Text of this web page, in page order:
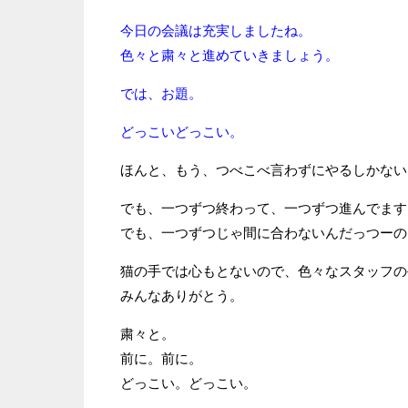
今日の会議は充実しましたね。
色々と粛々と進めていきましょう。
では、お題。
どっこいどっこい。
ほんと、もう、つべこべ言わずにやるしかない
でも、一つずつ終わって、一つずつ進んでます
でも、一つずつじゃ間に合わないんだっつーの
猫の手では心もとないので、色々なスタッフの
みんなありがとう。
粛々と。
前に。前に。
どっこい。どっこい。